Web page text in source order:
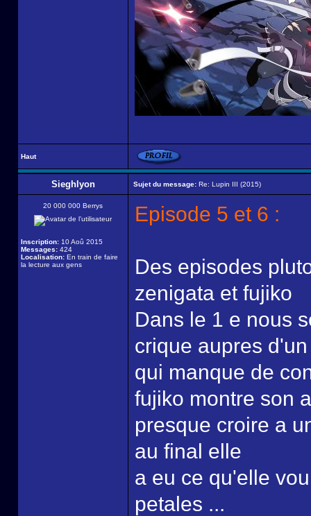
Haut
Sieghlyon Sujet du message: Re: Lupin III (2015)
20 000 000 Berrys
Inscription: 10 Aoû 2015
Messages: 424
Localisation: En train de faire
la lecture aux gens
Episode 5 et 6 :
Des episodes
zenigata et fujiko
Dans le 1 e nous
crique aupres
qui manque de
fujiko montre son
presque croire a
au final elle
a eu ce qu'elle
petales ...